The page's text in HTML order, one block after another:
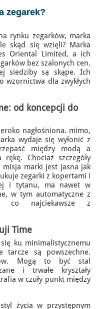
zegarek?
rynku zegarków, marka
skąd się wzięli? Marka
Oriental Limited, a ich
bez szalonych cen.
siedziby są skąpe. Ich
wzornictwa dla zwykłych
od koncepcji do
nagłośniona. mimo,
wydaje się wyłonić z
między modą a
Chociaż szczegóły
misja marki jest jasna jak
zegarki z kopertami i
i tytanu, ma nawet w
w tym automatyczne z
co najciekawsze z
Time
ku minimalistycznemu
tarcze są powszechne.
Mogą to być stal
i trwałe kryształy
w czuły punkt między
życia w przystępnym